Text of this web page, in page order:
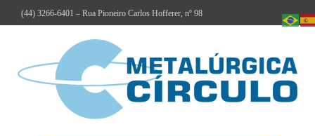
(44) 3266-6401 – Rua Pioneiro Carlos Hofferer, nº 98